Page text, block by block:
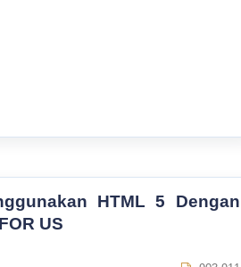
HTML 5 Dengan
US